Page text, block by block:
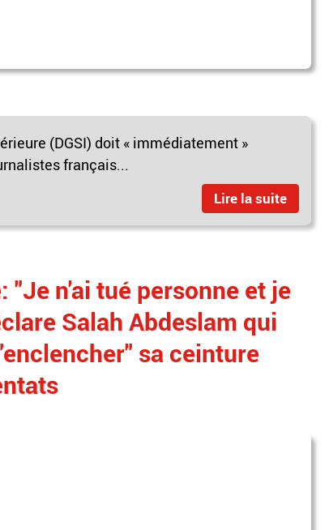
(DGSI) doit « immédiatement »
français...
Lire la suite
n'ai tué personne et je
Salah Abdeslam qui
sa ceinture